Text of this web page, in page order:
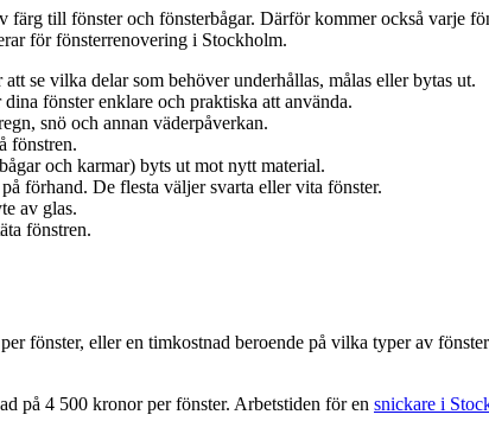
till fönster och fönsterbågar. Därför kommer också varje
för fönsterrenovering i Stockholm.
se vilka delar som behöver underhållas, målas eller bytas ut.
fönster enklare och praktiska att använda.
snö och annan väderpåverkan.
fönstren.
och karmar) byts ut mot nytt material.
förhand. De flesta väljer svarta eller vita fönster.
av glas.
fönstren.
fönster, eller en timkostnad beroende på vilka typer av
på 4 500 kronor per fönster. Arbetstiden för en snickare i